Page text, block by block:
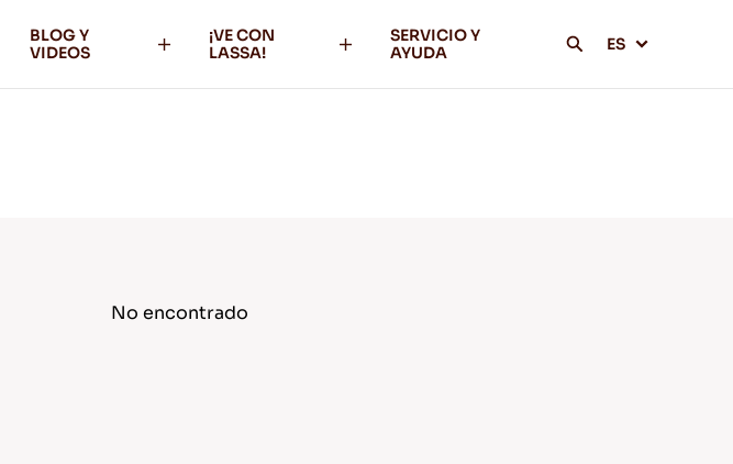
BLOG Y
VIDEOS
¡VE CON
LASSA!
SERVICIO Y
AYUDA
ES
No encontrado